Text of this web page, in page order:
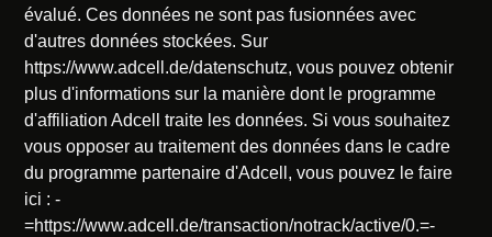
évalué. Ces données ne sont pas fusionnées avec
d'autres données stockées. Sur
https://www.adcell.de/datenschutz, vous pouvez obtenir
plus d'informations sur la manière dont le programme
d'affiliation Adcell traite les données. Si vous souhaitez
vous opposer au traitement des données dans le cadre
du programme partenaire d'Adcell, vous pouvez le faire
ici :-
=https://www.adcell.de/transaction/notrack/active/0.=-